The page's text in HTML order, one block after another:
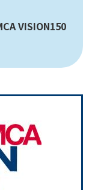
VISION150